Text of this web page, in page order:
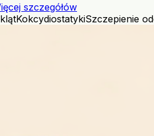
szczegółów
KokcydiostatykiSzczepienie